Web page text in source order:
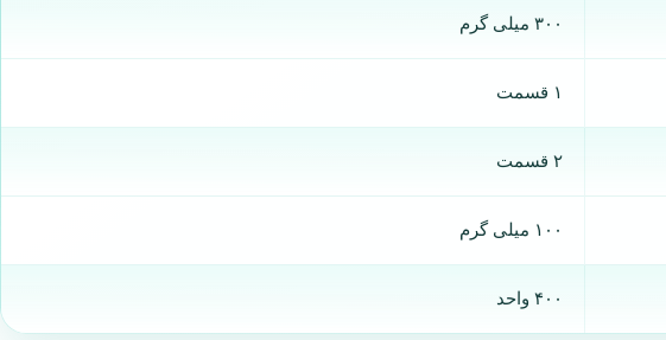
۳۰۰ میلی گرم
۱ قسمت
۲ قسمت
۱۰۰ میلی گرم
۴۰۰ واحد